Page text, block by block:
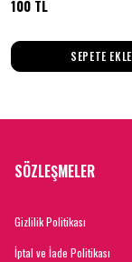
100 TL
SEPETE EKLE
SÖZLEŞMELER
Gizlilik Politikası
İptal ve İade Politikası